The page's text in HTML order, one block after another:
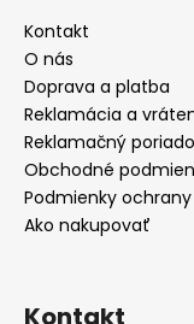
Kontakt
O nás
Doprava a platba
Reklamácia a
Reklamačný
Obchodné
Podmienky
Ako nakupovať
Kontakt